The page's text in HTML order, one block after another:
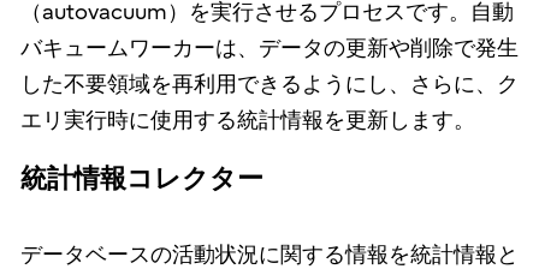
（autovacuum）を実行させるプロセスです。自動
バキュームワーカーは、データの更新や削除で発生
した不要領域を再利用できるようにし、さらに、ク
エリ実行時に使用する統計情報を更新します。
統計情報コレクター
データベースの活動状況に関する情報を統計情報と